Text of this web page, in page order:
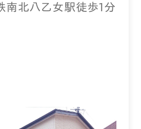
南北八乙女駅徒歩1分